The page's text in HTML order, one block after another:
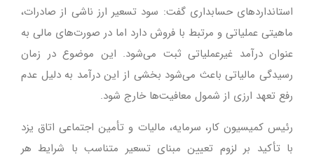
استانداردهای حسابداری گفت: سود تسعیر ارز ناشی از صادرات،
ماهیتی عملیاتی و مرتبط با فروش دارد اما در صورت‌های مالی به
عنوان درآمد غیرعملیاتی ثبت می‌شود. این موضوع در زمان
رسیدگی مالیاتی باعث می‌شود بخشی از این درآمد به دلیل عدم
رفع تعهد ارزی از شمول معافیت‌ها خارج شود.
رئیس کمیسیون کار، سرمایه، مالیات و تأمین اجتماعی اتاق یزد
با تأکید بر لزوم تعیین مبنای تسعیر متناسب با شرایط هر